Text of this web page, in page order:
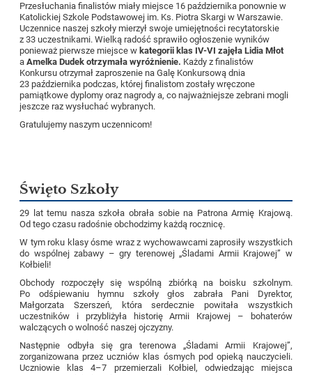
Przesłuchania finalistów miały miejsce 16 października ponownie w
Katolickiej Szkole Podstawowej im. Ks. Piotra Skargi w Warszawie.
Uczennice naszej szkoły mierzył swoje umiejętności recytatorskie
z 33 uczestnikami. Wielką radość sprawiło ogłoszenie wyników
ponieważ pierwsze miejsce w kategorii klas IV-VI zajęła Lidia Młot
aAmelka Dudek otrzymała wyróżnienie. Każdy z finalistów
Konkursu otrzymał zaproszenie na Galę Konkursową dnia
23 października podczas, której finalistom zostały wręczone
pamiątkowe dyplomy oraz nagrody a, co najważniejsze zebrani mogli
jeszcze raz wysłuchać wybranych.
Gratulujemy naszym uczennicom!
Święto Szkoły
29 lat temu nasza szkoła obrała sobie na Patrona Armię Krajową.
Od tego czasu radośnie obchodzimy każdą rocznicę.
W tym roku klasy ósme wraz z wychowawcami zaprosiły wszystkich
do wspólnej zabawy – gry terenowej „Śladami Armii Krajowej” w
Kołbieli!
Obchody rozpoczęły się wspólną zbiórką na boisku szkolnym.
Po odśpiewaniu hymnu szkoły głos zabrała Pani Dyrektor,
Małgorzata Szerszeń, która serdecznie powitała wszystkich
uczestników i przybliżyła historię Armii Krajowej – bohaterów
walczących o wolność naszej ojczyzny.
Następnie odbyła się gra terenowa „Śladami Armii Krajowej”,
zorganizowana przez uczniów klas ósmych pod opieką nauczycieli.
Uczniowie klas 4–7 przemierzali Kołbiel, odwiedzając miejsca